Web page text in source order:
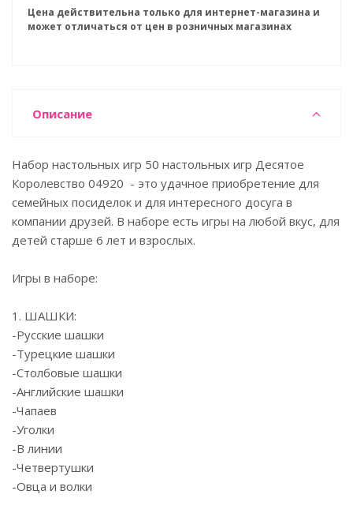
Цена действительна только для интернет-магазина и
может отличаться от цен в розничных магазинах
Описание
Набор настольных игр 50 настольных игр Десятое
Королевство 04920 - это удачное приобретение для
семейных посиделок и для интересного досуга в
компании друзей. В наборе есть игры на любой вкус, для
детей старше 6 лет и взрослых.
Игры в наборе:
1. ШАШКИ:
-Русские шашки
-Турецкие шашки
-Столбовые шашки
-Английские шашки
-Чапаев
-Уголки
-В линии
-Четвертушки
-Овца и волки